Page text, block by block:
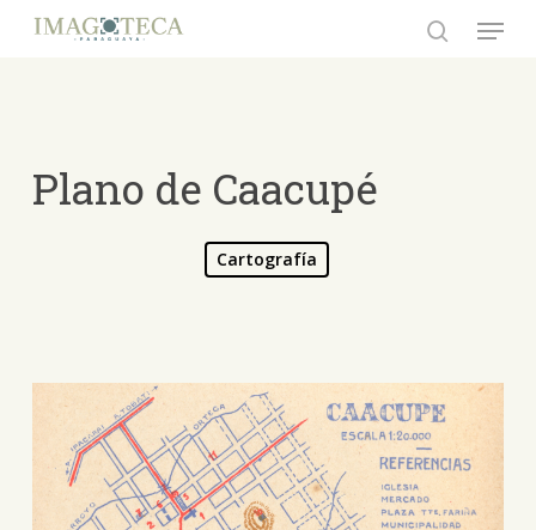
Menu
Plano de Caacupé
Cartografía